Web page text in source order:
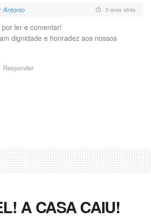
Antonio 5 anos atrás
ler e comentar!
dignidade e honradez aos nossos
Responder
A CASA CAIU!